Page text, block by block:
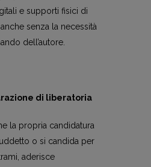
e supporti fisici di
senza la necessità
dell’autore.
di liberatoria
la propria candidatura
o si candida per
aderisce